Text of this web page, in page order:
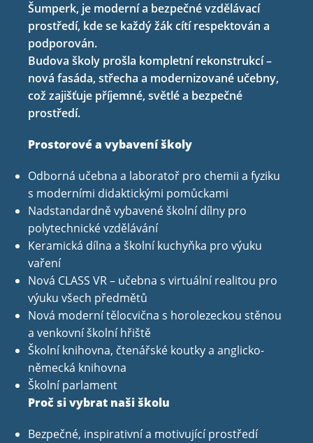
Šumperk, je moderní a bezpečné vzdělávací
prostředí, kde se každý žák cítí respektován a
podporován.
Budova školy prošla kompletní rekonstrukcí –
nová fasáda, střecha a modernizované učebny,
což zajišťuje příjemné, světlé a bezpečné
prostředí.
Prostorové a vybavení školy
Odborná učebna a laboratoř pro chemii a fyziku
s moderními didaktickými pomůckami
Nadstandardně vybavené školní dílny pro
polytechnické vzdělávání
Keramická dílna a školní kuchyňka pro výuku
vaření
Nová CLASS VR – učebna s virtuální realitou pro
výuku všech předmětů
Nová moderní tělocvična s horolezeckou stěnou
a venkovní školní hřiště
Školní knihovna, čtenářské koutky a anglicko-
německá knihovna
Školní parlament
Proč si vybrat naši školu
Bezpečné, inspirativní a motivující prostředí